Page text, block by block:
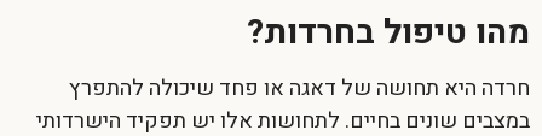
מהו טיפול בחרדות?
חרדה היא תחושה של דאגה או פחד שיכולה להתפרץ
במצבים שונים בחיים. לתחושות אלו יש תפקיד הישרדותי